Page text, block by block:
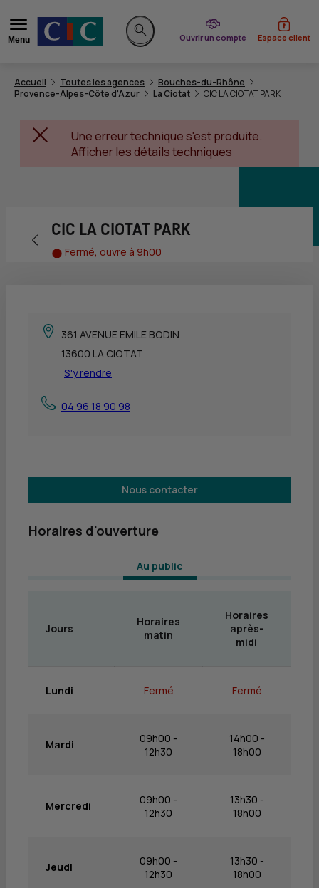
Menu
Rechercher sur le site
Ouvrir un compte
du CIC Espace client
Accueil Toutes les agences
Bouches-du-Rhône
Provence-Alpes-Côte d'Azur
La Ciotat CIC LA CIOTAT PARK
Une erreur technique s'est produite.
Afficher les détails techniques
Retour vers la page précédente
CIC LA CIOTAT PARK
Fermé, ouvre à 9h00
361 AVENUE EMILE BODIN
13600 LA CIOTAT
S'y rendre
04 96 18 90 98
Nous contacter
Horaires d'ouverture
Au public
Jours
Horaires
matin
Horaires
après-
midi
Lundi Fermé Fermé
Mardi
09h00 -
12h30
14h00 -
18h00
Mercredi
09h00 -
12h30
13h30 -
18h00
Jeudi
09h00 -
12h30
13h30 -
18h00